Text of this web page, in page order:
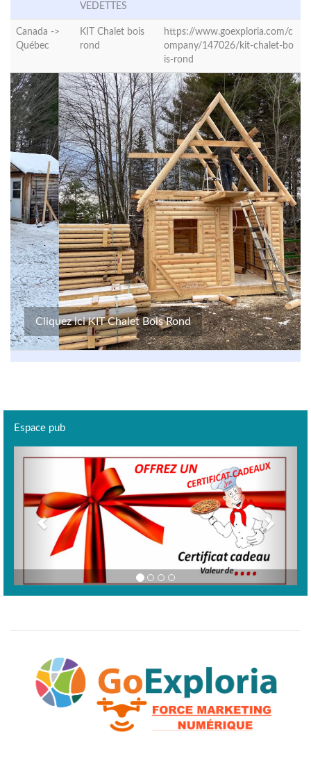
VEDETTES
Canada ->
Québec
KIT Chalet bois
rond
https://www.goexploria.com/c
ompany/147026/kit-chalet-bo
is-rond
Cliquez ici KIT Chalet Bois Rond
Espace pub